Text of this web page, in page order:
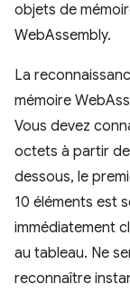
objets de
WebAssembly.
La
mémoire
Vous devez
octets à partir
dessous, le
10 éléments est
immédiatement
au tableau. Ne
reconnaître